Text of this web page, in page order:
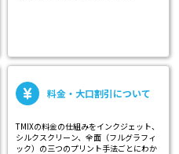
料金・大口割引について
TMIXの料金の仕組みをインクジェット、
シルクスクリーン、全面（フルグラフィ
ック）の三つのプリント手法ごとにわか